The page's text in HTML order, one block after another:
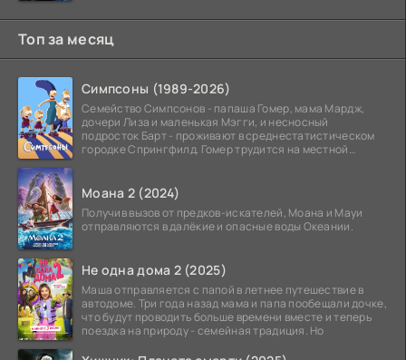
Топ за месяц
Симпсоны (1989-2026)
Семейство Симпсонов - папаша Гомер, мама Мардж,
дочери Лиза и маленькая Мэгги, и несносный
подросток Барт - проживают в среднестатистическом
городке Спрингфилд. Гомер трудится на местной
Моана 2 (2024)
Получив вызов от предков-искателей, Моана и Мауи
отправляются в далёкие и опасные воды Океании.
Не одна дома 2 (2025)
Маша отправляется с папой в летнее путешествие в
автодоме. Три года назад мама и папа пообещали дочке,
что будут проводить больше времени вместе и теперь
поездка на природу - семейная традиция. Но